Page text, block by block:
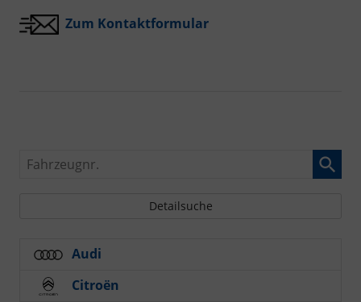
Zum Kontaktformular
Fahrzeugnr.
Detailsuche
Audi
Citroën